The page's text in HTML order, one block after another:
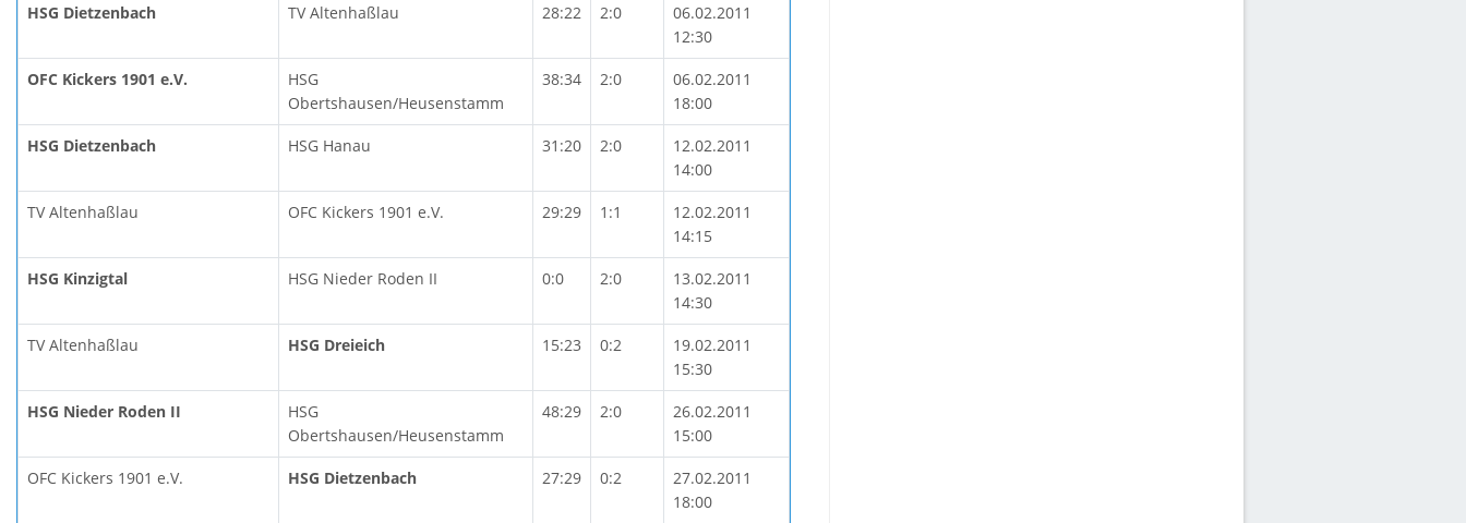
HSG Dietzenbach TV Altenhaßlau 28:22 2:0
06.02.2011
12:30
OFC Kickers 1901 e.V.
HSG
Obertshausen/Heusenstamm
38:34 2:0
06.02.2011
18:00
HSG Dietzenbach HSG Hanau 31:20 2:0
12.02.2011
14:00
TV Altenhaßlau OFC Kickers 1901 e.V. 29:29 1:1
12.02.2011
14:15
HSG Kinzigtal HSG Nieder Roden II 0:0 2:0
13.02.2011
14:30
TV Altenhaßlau HSG Dreieich 15:23 0:2
19.02.2011
15:30
HSG Nieder Roden II
HSG
Obertshausen/Heusenstamm
48:29 2:0
26.02.2011
15:00
OFC Kickers 1901 e.V. HSG Dietzenbach 27:29 0:2
27.02.2011
18:00